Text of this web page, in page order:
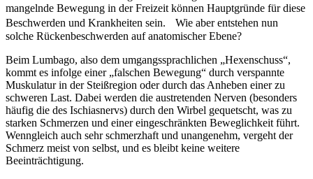
mangelnde Bewegung in der Freizeit können Hauptgründe für diese
Beschwerden und Krankheiten sein. Wie aber entstehen nun
solche Rückenbeschwerden auf anatomischer Ebene?
Beim Lumbago, also dem umgangssprachlichen „Hexenschuss“,
kommt es infolge einer „falschen Bewegung“ durch verspannte
Muskulatur in der Steißregion oder durch das Anheben einer zu
schweren Last. Dabei werden die austretenden Nerven (besonders
häufig die des Ischiasnervs) durch den Wirbel gequetscht, was zu
starken Schmerzen und einer eingeschränkten Beweglichkeit führt.
Wenngleich auch sehr schmerzhaft und unangenehm, vergeht der
Schmerz meist von selbst, und es bleibt keine weitere
Beeinträchtigung.